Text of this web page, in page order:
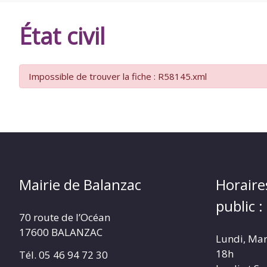
État civil
Impossible de trouver la fiche : R58145.xml
Mairie de Balanzac
70 route de l’Océan
17600 BALANZAC
Tél. 05 46 94 72 30
public :
Lundi,
18h